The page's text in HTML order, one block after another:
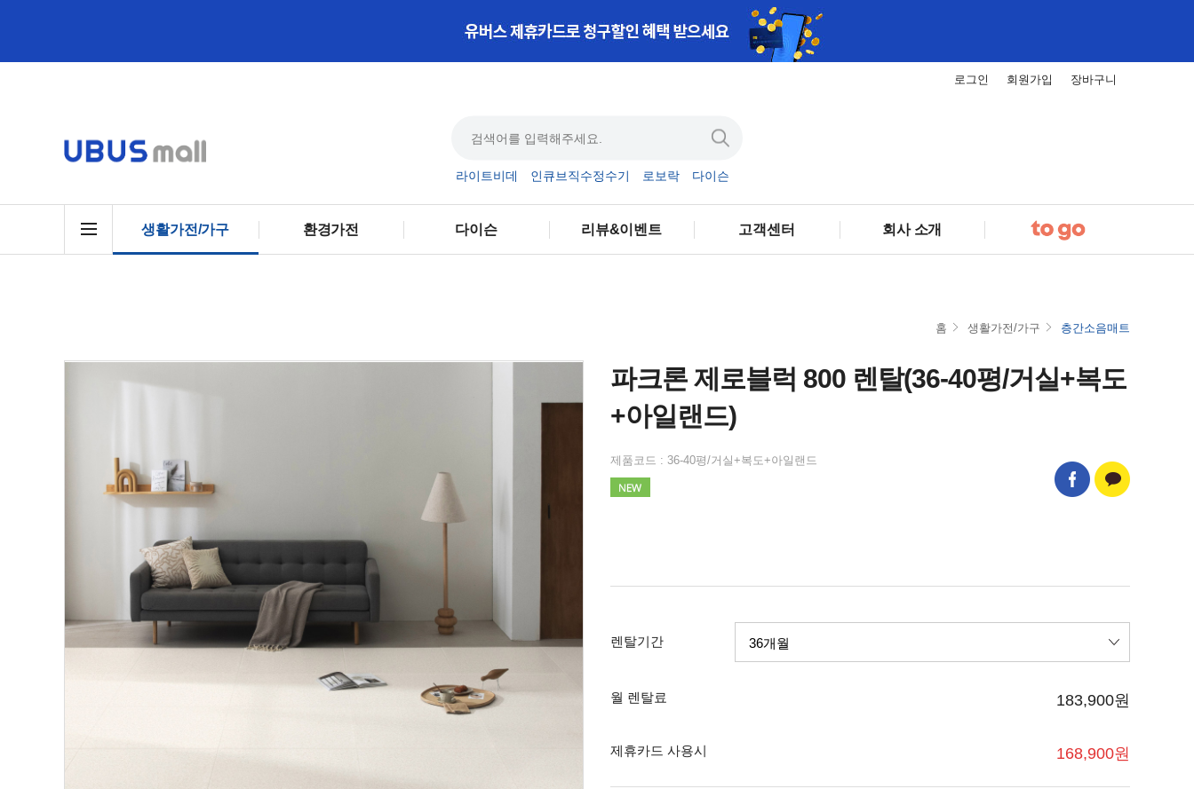
로그인 회원가입 장바구니
라이트비데 인큐브직수정수기 로보락 다이슨
생활가전/가구 환경가전 다이슨 리뷰&이벤트 고객센터 회사 소개
홈 생활가전/가구 층간소음매트
파크론 제로블럭 800 렌탈(36-40평/거실+복도
+아일랜드)
제품코드 : 36-40평/거실+복도+아일랜드
렌탈기간
월 렌탈료 183,900원
제휴카드 사용시 168,900원